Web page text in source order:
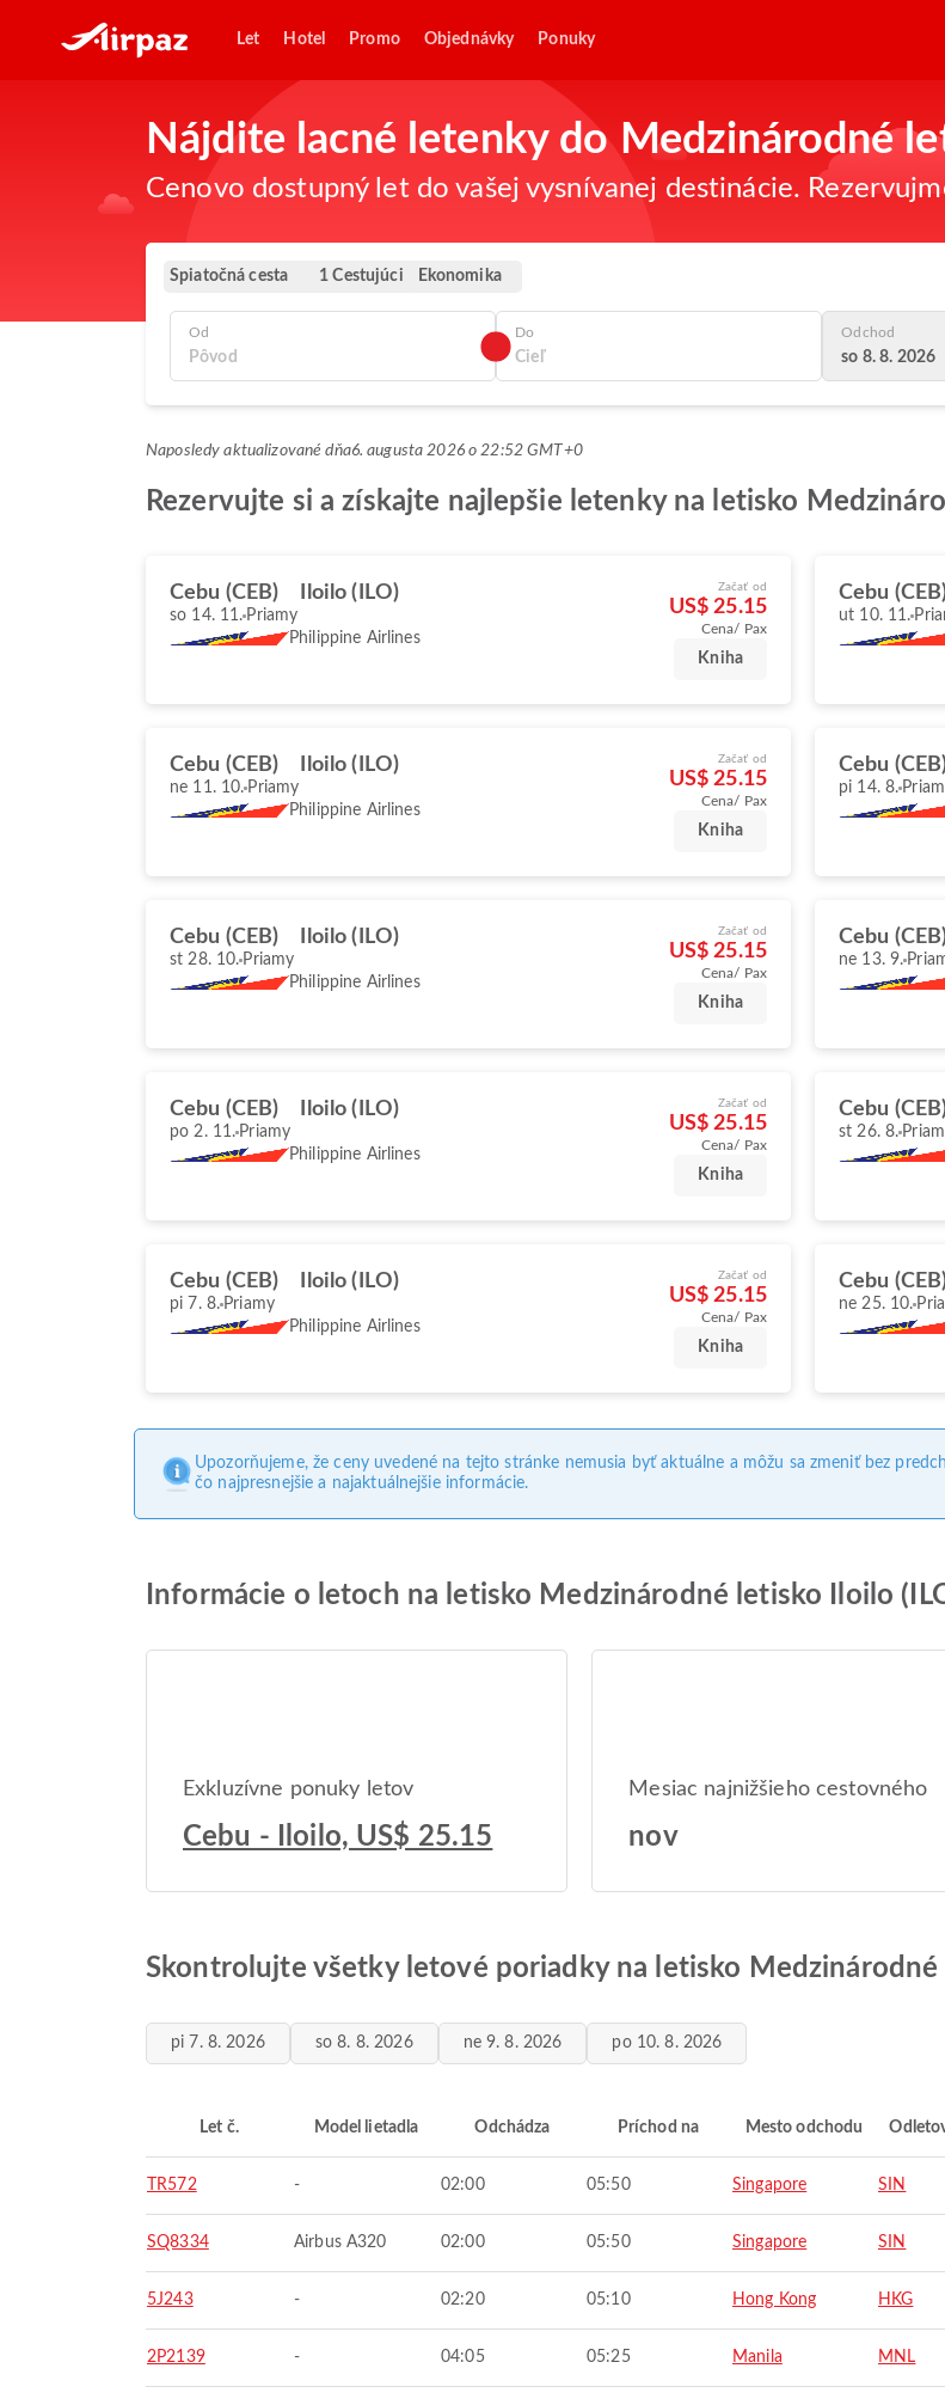
Let Hotel Promo Objednávky Ponuky
Nájdite lacné letenky do Medzinárodné
Cenovo dostupný let do vašej vysnívanej destinácie.
Spiatočná cesta 1 Cestujúci Ekonomika
Od Do Odchod
so 8. 8. 2026
Naposledy aktualizované dňa6. augusta 2026 o 22:52 GMT+0
Rezervujte si a získajte najlepšie letenky na letisko
Cebu (CEB) Iloilo (ILO)
so 14. 11. Priamy
Philippine Airlines
Začať od
US$ 25.15
Cena/ Pax
Kniha
Cebu
ut 10. 11.
Cebu (CEB) Iloilo (ILO)
ne 11. 10. Priamy
Philippine Airlines
Začať od
US$ 25.15
Cena/ Pax
Kniha
Cebu
pi 14. 8.
Cebu (CEB) Iloilo (ILO)
st 28. 10. Priamy
Philippine Airlines
Začať od
US$ 25.15
Cena/ Pax
Kniha
Cebu
ne 13. 9.
Cebu (CEB) Iloilo (ILO)
po 2. 11. Priamy
Philippine Airlines
Začať od
US$ 25.15
Cena/ Pax
Kniha
Cebu
st 26. 8.
Cebu (CEB) Iloilo (ILO)
pi 7. 8. Priamy
Philippine Airlines
Začať od
US$ 25.15
Cena/ Pax
Kniha
Cebu
ne 25. 10.
Upozorňujeme, že ceny uvedené na tejto stránke nemusia byť aktuálne a môžu sa zmeniť bez
čo najpresnejšie a najaktuálnejšie informácie.
Informácie o letoch na letisko Medzinárodné letisko Iloilo
Exkluzívne ponuky letov
Cebu - Iloilo, US$ 25.15
Mesiac najnižšieho cestovného
nov
Skontrolujte všetky letové poriadky na letisko Medzinárodné
pi 7. 8. 2026 so 8. 8. 2026 ne 9. 8. 2026 po 10. 8. 2026
Let č. Model lietadla Odchádza Príchod na Mesto odchodu
TR572 - 02:00 05:50 Singapore SIN
SQ8334 Airbus A320 02:00 05:50 Singapore SIN
5J243 - 02:20 05:10 Hong Kong HKG
2P2139 - 04:05 05:25 Manila MNL